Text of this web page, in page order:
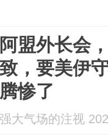
阿盟外长会
致，要美伊
腾惨了
强大气场的注视